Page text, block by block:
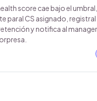
score cae bajo el
paral CS asignado, registral
y notifica al